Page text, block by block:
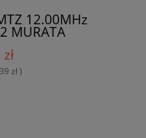
12.00MHz
MURATA
zł )